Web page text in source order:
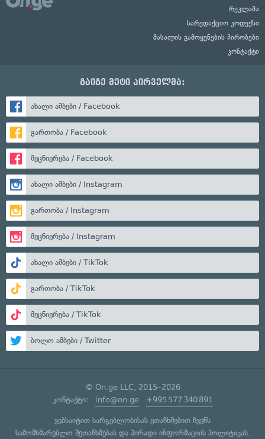
რეკლამა
სარედაქციო კოდექსი
მასალის გამოყენების პირობები
კონტაქტი
გაიგე მეტი პირველმა:
ახალი ამბები / Facebook
გართობა / Facebook
მეცნიერება / Facebook
ახალი ამბები / Instagram
გართობა / Instagram
მეცნიერება / Instagram
ახალი ამბები / TikTok
გართობა / TikTok
მეცნიერება / TikTok
ბოლო ამბები / Twitter
© On.ge LLC, 2015–2026
კონტაქტი: info@on.ge +995 577 340 891
ვებსაიტით სარგებლობისას ეთანხმებით ჩვენს
სამომხმარებლო შეთანხმებასდა პირადი ინფორმაციის პოლიტიკას.